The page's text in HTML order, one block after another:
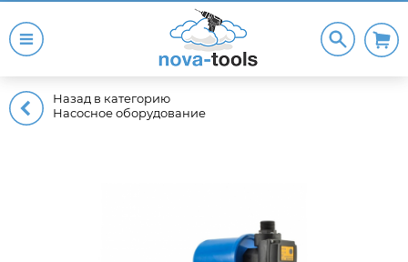
Назад в категорию
Насосное оборудование